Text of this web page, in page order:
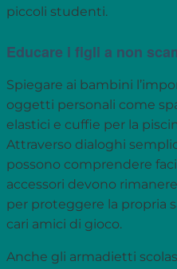
piccoli studenti.
Educare i figli a non
Spiegare ai bambini
oggetti personali come
elastici e cuffie per la
Attraverso dialoghi
possono comprendere
accessori devono
per proteggere la propria
cari amici di gioco.
Anche gli armadietti